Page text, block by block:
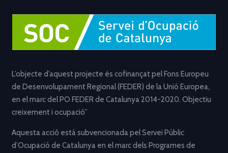
L’objecte d’aquest projecte és cofinançat pel Fons Europeu
de Desenvolupament Regional (FEDER) de la Unió Europea,
en el marc del PO FEDER de Catalunya 2014-2020. Objectiu
creixement i ocupació”
Aquesta acció està subvencionada pel Servei Públic
d’Ocupació de Catalunya en el marc dels Programes de